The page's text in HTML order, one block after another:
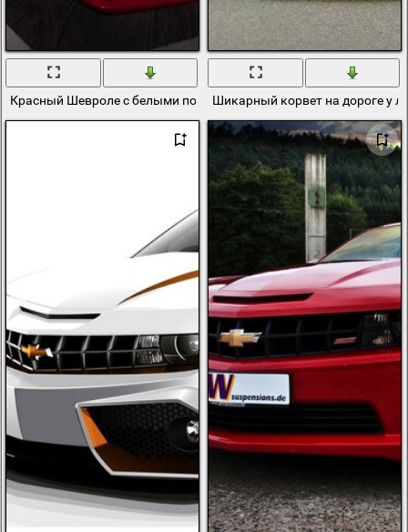
Красный Шевроле с белыми полосами на капотеШикарный корвет на дороге у